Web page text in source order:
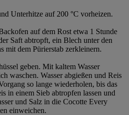
Unterhitze auf 200 °C vorheizen.
auf dem Rost etwa 1 Stunde
Saft abtropft, ein Blech unter den
mit dem Pürierstab zerkleinern.
geben. Mit kaltem Wasser
waschen. Wasser abgießen und Reis
so lange wiederholen, bis das
in einem Sieb abtropfen lassen und
und Salz in die Cocotte Every
einweichen.